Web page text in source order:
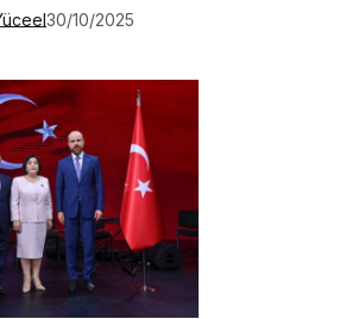
30/10/2025